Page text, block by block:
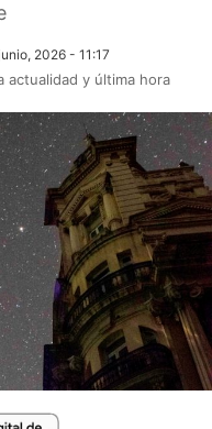
2026 - 11:17
actualidad y última hora